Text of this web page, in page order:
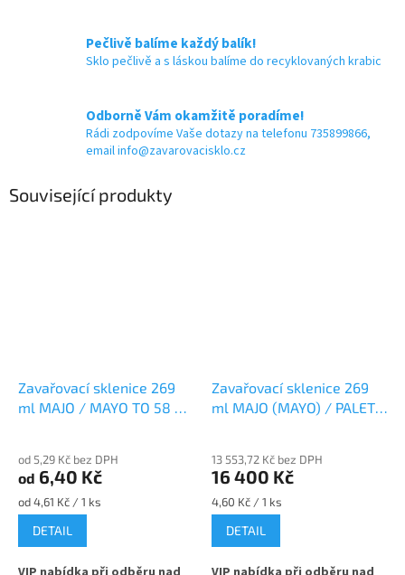
Pečlivě balíme každý balík!
Sklo pečlivě a s láskou balíme do recyklovaných krabic
Odborně Vám okamžitě poradíme!
Rádi zodpovíme Vaše dotazy na telefonu 735899866,
email info@zavarovacisklo.cz
Související produkty
Zavařovací sklenice 269
ml MAJO / MAYO TO 58 na
od 5,29 Kč bez DPH
od 6,40 Kč
Měrná
cena:
od 4,61 Kč / 1 ks
DETAIL
Zavařovací sklenice 269
ml MAJO (MAYO) / PALETA
13 553,72 Kč bez DPH
16 400 Kč
Měrná
cena:
4,60 Kč / 1 ks
DETAIL